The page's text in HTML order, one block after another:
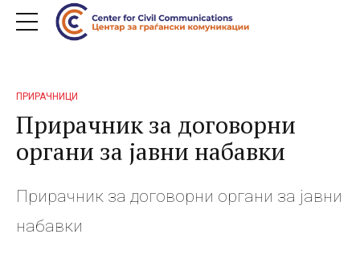
ПРИРАЧНИЦИ
Прирачник за договорни
органи за јавни набавки
Прирачник за договорни органи за јавни
набавки